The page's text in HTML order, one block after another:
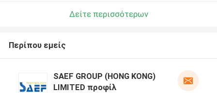
Δείτε περισσότερων
Περίπου εμείς
SAEF GROUP (HONG KONG)
LIMITED προφίλ